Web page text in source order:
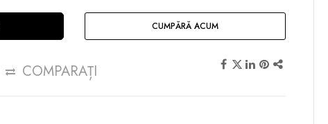
CUMPĂRĂ ACUM
COMPARAȚI